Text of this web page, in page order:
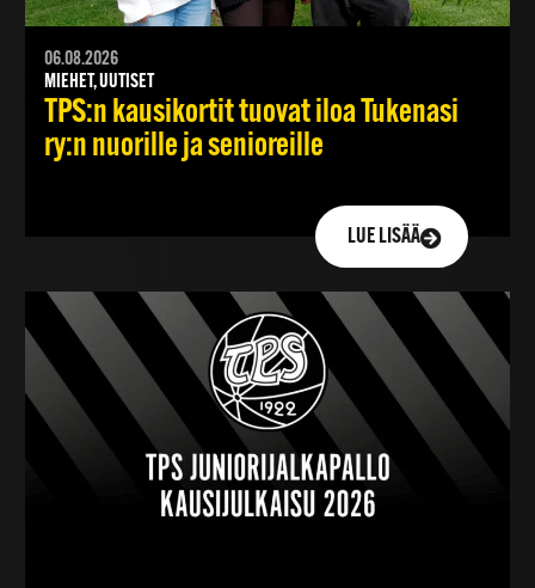
06.08.2026
MIEHET, UUTISET
TPS:n kausikortit tuovat iloa Tukenasi
ry:n nuorille ja senioreille
LUE LISÄÄ